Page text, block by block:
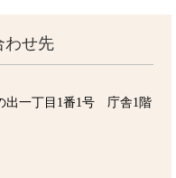
わせ先
出一丁目1番1号 庁舎1階